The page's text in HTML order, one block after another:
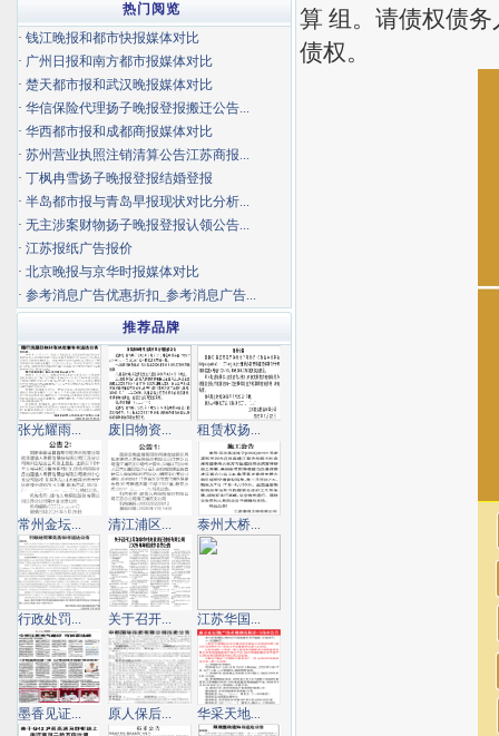
算 组。请债权债
债权。
热门阅览
· 钱江晚报和都市快报媒体对比
· 广州日报和南方都市报媒体对比
· 楚天都市报和武汉晚报媒体对比
· 华信保险代理扬子晚报登报搬迁公告...
· 华西都市报和成都商报媒体对比
· 苏州营业执照注销清算公告江苏商报...
· 丁枫冉雪扬子晚报登报结婚登报
· 半岛都市报与青岛早报现状对比分析...
· 无主涉案财物扬子晚报登报认领公告...
· 江苏报纸广告报价
· 北京晚报与京华时报媒体对比
· 参考消息广告优惠折扣_参考消息广告...
推荐品牌
张光耀雨... 废旧物资... 租赁权扬...
常州金坛... 清江浦区... 泰州大桥...
行政处罚... 关于召开... 江苏华国...
墨香见证... 原人保后... 华采天地...